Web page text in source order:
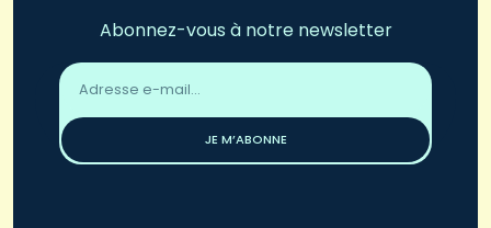
Abonnez-vous à notre newsletter
Adresse
email
JE M’ABONNE